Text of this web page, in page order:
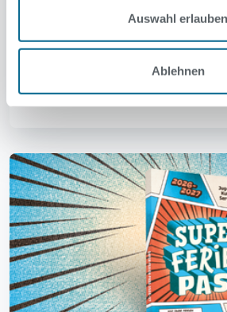
Auswahl erlauben
Ablehnen
der Sommerbäder
Unsere Sommerbäder und die
geöffnet.